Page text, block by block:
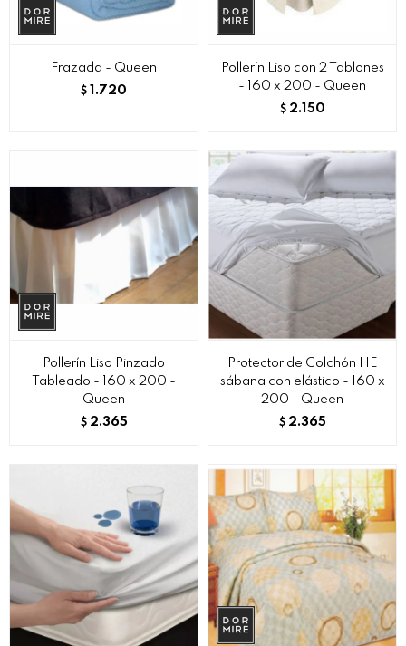
Frazada - Queen
$ 1.720
Pollerín Liso con 2 Tablones
- 160 x 200 - Queen
$ 2.150
Pollerín Liso Pinzado
Tableado - 160 x 200 -
Queen
$ 2.365
Protector de Colchón HE
sábana con elástico - 160 x
200 - Queen
$ 2.365